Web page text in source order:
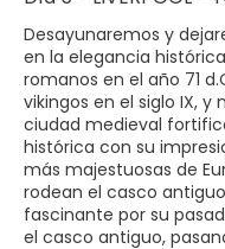
Desayunaremos y
en la elegancia
romanos en el año 71
vikingos en el siglo IX,
ciudad medieval
histórica con su
más majestuosas de
rodean el casco
fascinante por su
el casco antiguo,